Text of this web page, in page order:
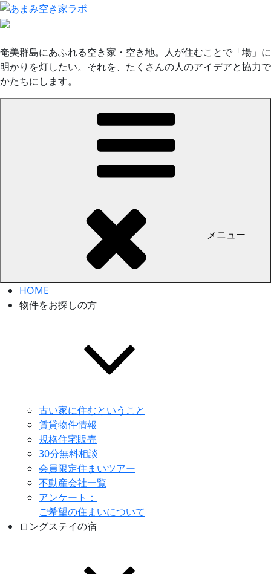
コ
ン
ン
ツ
へ
奄美群島にあふれる空き家・空き地。人が住むことで「場」に
明かりを灯したい。それを、たくさんの人のアイデアと協力で
かたちにします。
メニュー
HOME
物件をお探しの方
古い家に住むということ
賃貸物件情報
規格住宅販売
30分無料相談
会員限定住まいツアー
不動産会社一覧
アンケート：
ご希望の住まいについて
ロングステイの宿